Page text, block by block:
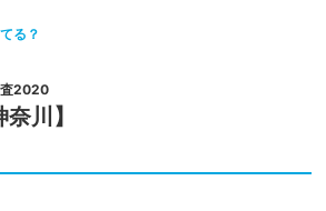
る？
査2020
川】